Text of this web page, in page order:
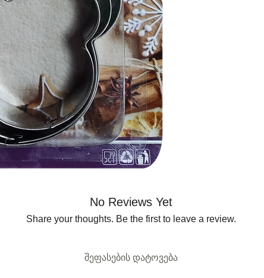
No Reviews Yet
Share your thoughts. Be the first to leave a review.
შეფასების დატოვება